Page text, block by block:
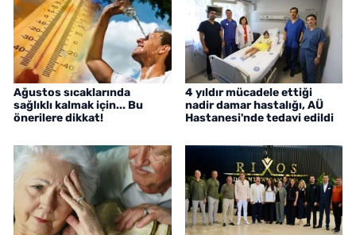
Ağustos sıcaklarında
sağlıklı kalmak için... Bu
önerilere dikkat!
4 yıldır mücadele ettiği
nadir damar hastalığı, AÜ
Hastanesi'nde tedavi edildi